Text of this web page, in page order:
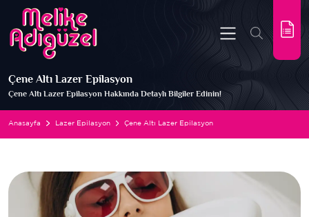
Çene Altı Lazer Epilasyon
Çene Altı Lazer Epilasyon Hakkında Detaylı Bilgiler Edinin!
Anasayfa Lazer Epilasyon Çene Altı Lazer Epilasyon